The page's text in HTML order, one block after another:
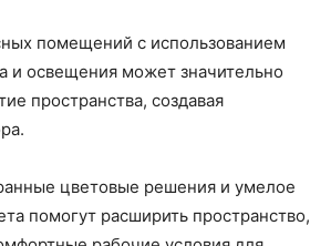
помещений с использованием
и освещения может значительно
пространства, создавая
цветовые решения и умелое
помогут расширить пространство,